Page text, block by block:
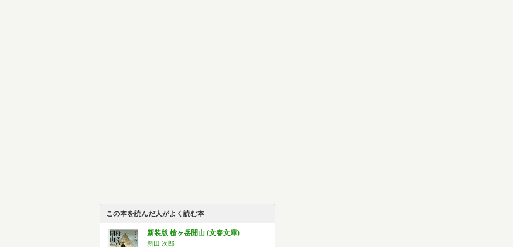
この本を読んだ人がよく読む本
新装版 槍ヶ岳開山 (文春文庫)
新田 次郎